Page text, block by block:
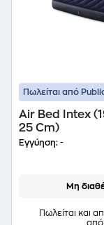
Πωλείται από
Air Bed Intex
25 Cm)
Εγγύηση: -
Μη
Πωλείται και
από